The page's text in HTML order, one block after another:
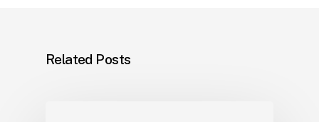
Related Posts